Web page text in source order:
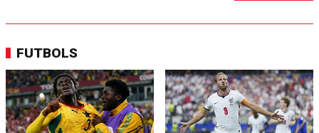
FUTBOLS